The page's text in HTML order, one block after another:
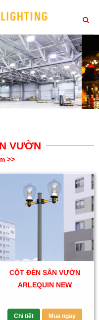
VƯỜN
>>
CỘT ĐÈN SÂN VƯỜN
ARLEQUIN NEW
Chi tiết Mua ngay